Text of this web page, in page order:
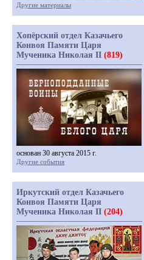
Другие материалы
Хопёрский отдел Казачьего
Конвоя Памяти Царя
Мученика Николая II (819)
основан 30 августа 2015 г.
Другие события
Иркутский отдел Казачьего
Конвоя Памяти Царя
Мученика Николая II (204)